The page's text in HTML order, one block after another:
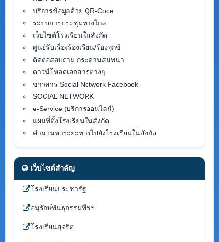
บริการข้อมูลด้วย QR-Code
ระบบการประชุมทางไกล
เว็บไซต์โรงเรียนในสังกัด
ศูนย์รับเรื่องร้องเรียน/ร้องทุกข์
ติดต่อสอบถาม กระดานสนทนา
ดาวน์โหลดเอกสารต่างๆ
ข่าวสาร Social Network Facebook
SOCIAL NETWORK
e-Service (บริการออนไลน์)
แผนที่ตั้งโรงเรียนในสังกัด
คำนวนหาระยะทางไปยังโรงเรียนในสังกัด
เว็บไซต์สำคัญ
โรงเรียนประชารัฐ
อนุรักษ์พันธุกรรมพืชฯ
โรงเรียนสุจริต